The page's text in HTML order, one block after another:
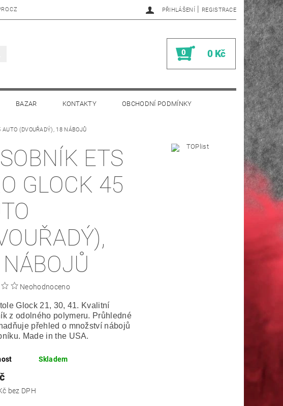
PŘIHLÁŠENÍ | REGISTRACE
0 0 Kč
BAZAR KONTAKTY OBCHODNÍ PODMÍNKY
(DVOUŘADÝ), 18 NÁBOJŮ
ETS
GLOCK 45
Neohodnoceno
Glock 21, 30, 41. Kvalitní
z odolného polymeru. Průhledné
přehled o množství nábojů
Made in the USA.
Skladem
677,69 Kč bez DPH